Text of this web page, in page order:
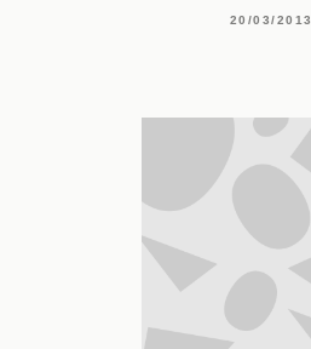
20/03/2013